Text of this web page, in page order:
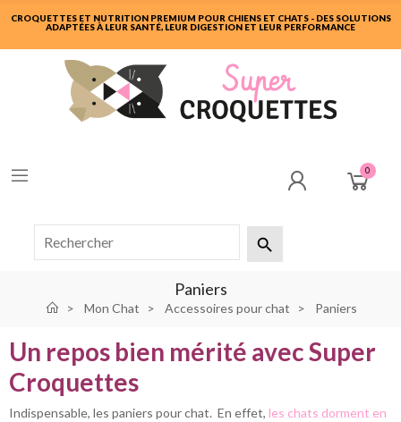
CROQUETTES ET NUTRITION PREMIUM POUR CHIENS ET CHATS - DES SOLUTIONS
ADAPTÉES À LEUR SANTÉ, LEUR DIGESTION ET LEUR PERFORMANCE
0

Paniers
Mon Chat Accessoires pour chat Paniers
Un repos bien mérité avec Super
Croquettes
Indispensable, les paniers pour chat. En effet, les chats dorment en